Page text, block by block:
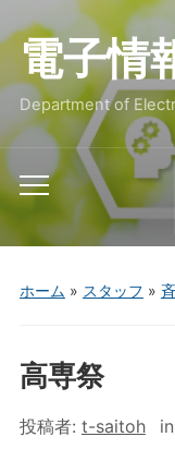
電子情
Department of
Toggle
mobile
menu
ホーム » スタッフ »
高専祭
投稿者: t-saitoh in